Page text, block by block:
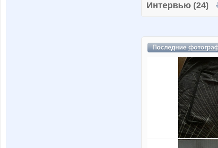
Интервью (24)
Последние